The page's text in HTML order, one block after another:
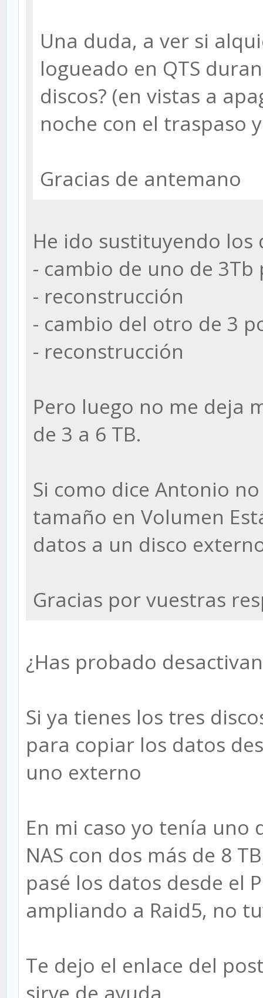
Una duda, a ver si
logueado en QTS
discos? (en vistas a
noche con el traspaso
Gracias de antemano
He ido sustituyendo los
- cambio de uno de
- reconstrucción
- cambio del otro de 3
- reconstrucción
Pero luego no me deja
de 3 a 6 TB.
Si como dice Antonio
tamaño en Volumen
datos a un disco
Gracias por vuestras
¿Has probado
Si ya tienes los tres
para copiar los datos
uno externo
En mi caso yo tenía uno
NAS con dos más de 8
pasé los datos desde el
ampliando a Raid5, no
Te dejo el enlace del